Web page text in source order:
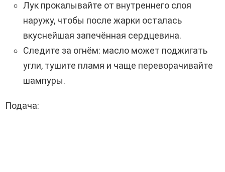
Лук прокалывайте от внутреннего слоя
наружу, чтобы после жарки осталась
вкуснейшая запечённая сердцевина.
Следите за огнём: масло может поджигать
угли, тушите пламя и чаще переворачивайте
шампуры.
Подача: